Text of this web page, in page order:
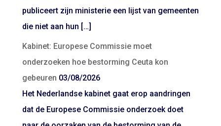
publiceert zijn ministerie een lijst van gemeenten
die niet aan hun […]
Kabinet: Europese Commissie moet
onderzoeken hoe bestorming Ceuta kon
gebeuren 03/08/2026
Het Nederlandse kabinet gaat erop aandringen
dat de Europese Commissie onderzoek doet